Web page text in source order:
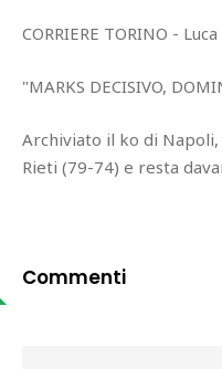
CORRIERE TORINO -
"MARKS DECISIVO,
Archiviato il ko di
Rieti (79-74) e resta
Commenti